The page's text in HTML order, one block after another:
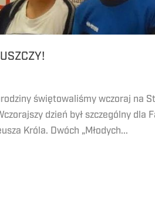
świętowaliśmy wczoraj na
dzień był szczególny dla
Króla. Dwóch „Młodych...